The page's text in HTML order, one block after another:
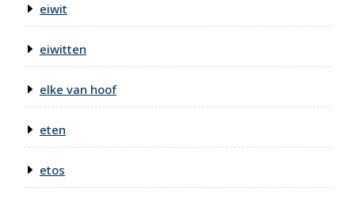
eiwit
eiwitten
elke van hoof
eten
etos